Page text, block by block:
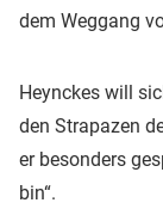
dem Weggang
Heynckes will
den Strapazen
er besonders
bin“.